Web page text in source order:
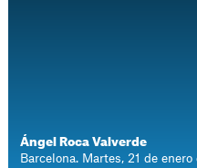
Ángel Roca Valverde
Barcelona. Martes, 21 de